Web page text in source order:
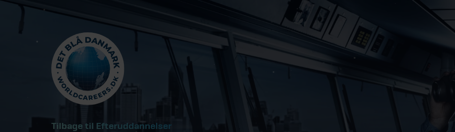
Tilbage til Efteruddannelser